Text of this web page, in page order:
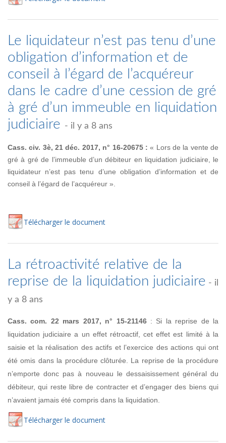
Le liquidateur n’est pas tenu d’une
obligation d’information et de
conseil à l’égard de l’acquéreur
dans le cadre d’une cession de gré
à gré d’un immeuble en liquidation
judiciaire - il y a 8 ans
Cass. civ. 3è, 21 déc. 2017, n° 16-20675 :« Lors de la vente de
gré à gré de l’immeuble d’un débiteur en liquidation judiciaire, le
liquidateur n’est pas tenu d’une obligation d’information et de
conseil à l’égard de l’acquéreur ».
Télécharger le document
La rétroactivité relative de la
reprise de la liquidation judiciaire - il
y a 8 ans
Cass. com. 22 mars 2017, n° 15-21146: Si la reprise de la
liquidation judiciaire a un effet rétroactif, cet effet est limité à la
saisie et la réalisation des actifs et l’exercice des actions qui ont
été omis dans la procédure clôturée. La reprise de la procédure
n’emporte donc pas à nouveau le dessaisissement général du
débiteur, qui reste libre de contracter et d’engager des biens qui
n’avaient jamais été compris dans la liquidation.
Télécharger le document